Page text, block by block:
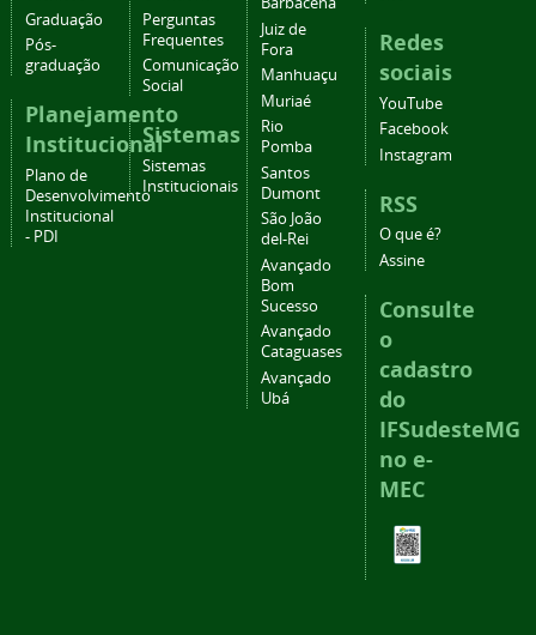
Graduação
Pós-
graduação
Planejamento
Institucional
Plano de
Desenvolvimento
Institucional
- PDI
Perguntas
Frequentes
Comunicação
Social
Sistemas
Sistemas
Institucionais
Juiz de
Fora
Manhuaçu
Muriaé
Rio
Pomba
Santos
Dumont
São João
del-Rei
Avançado
Bom
Sucesso
Avançado
Cataguases
Avançado
Ubá
Redes
sociais
YouTube
Facebook
Instagram
RSS
O que é?
Assine
Consulte
o
cadastro
do
IFSudesteMG
no e-
MEC